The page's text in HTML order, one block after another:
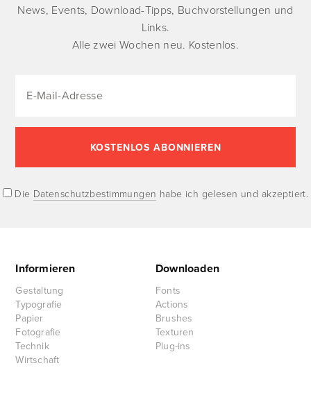
News, Events, Download-Tipps, Buchvorstellungen und
Links.
Alle zwei Wochen neu. Kostenlos.
Die Datenschutzbestimmungen habe ich gelesen und akzeptiert.
Informieren
Gestaltung
Typografie
Papier
Fotografie
Technik
Wirtschaft
Downloaden
Fonts
Actions
Brushes
Texturen
Plug-ins